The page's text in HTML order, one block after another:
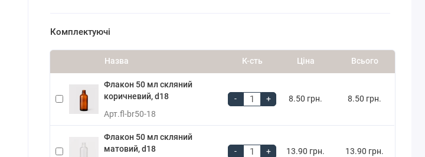
Комплектуючі
Назва К-сть Ціна Всього
Флакон 50 мл скляний
коричневий, d18
Арт.fl-br50-18
- + 8.50 грн. 8.50 грн.
Флакон 50 мл скляний
матовий, d18
- + 13.90 грн. 13.90 грн.